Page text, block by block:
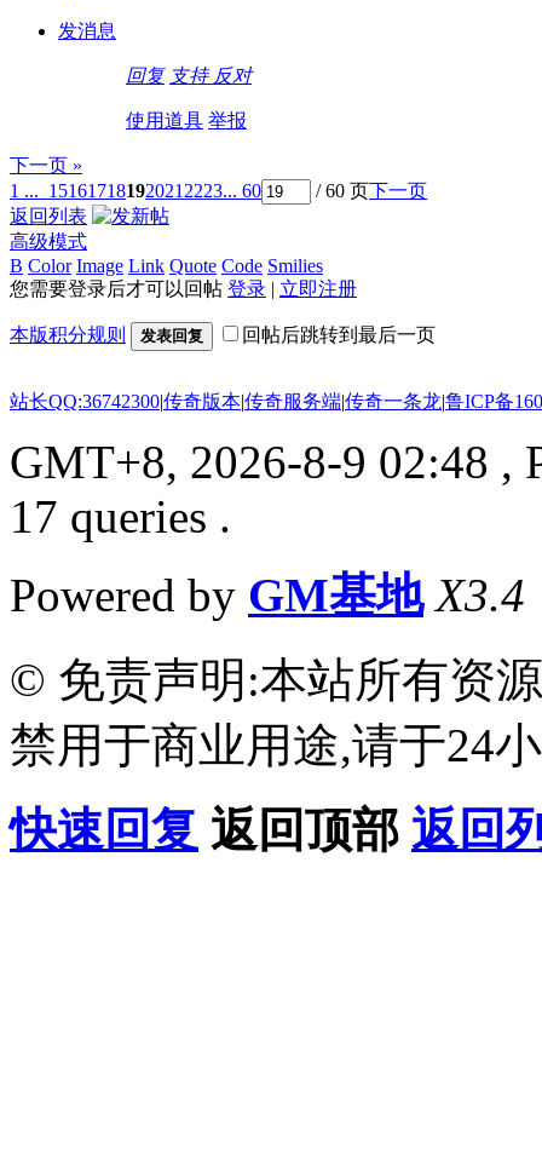
发消息
回复 支持 反对
使用道具 举报
下一页 »
1 ... 15161718192021 2223... 60 / 60 页下一页
返回列表
高级模式
B Color Image Link Quote Code Smilies
您需要登录后才可以回帖 登录 | 立即注册
本版积分规则 发表回复 回帖后跳转到最后一页
站长QQ:36742300|传奇版本|传奇服务端|传奇一条龙|鲁ICP备
GMT+8, 2026-8-9 02:48 ,
17 queries .
Powered by GM基地 X3.4
© 免责声明:本站所有资
禁用于商业用途,请于24
快速回复 返回顶部 返回